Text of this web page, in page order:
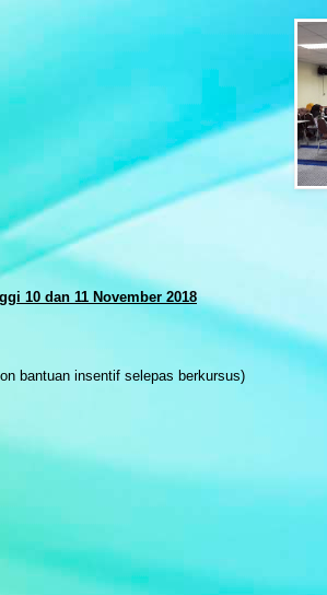
10 dan 11 November 2018
bantuan insentif selepas berkursus)